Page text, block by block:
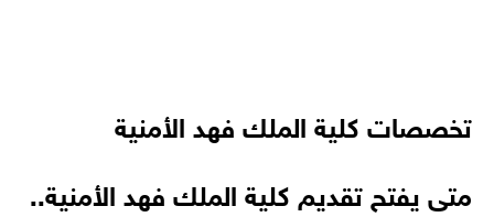
تخصصات كلية الملك فهد الأمنية
متى يفتح تقديم كلية الملك فهد الأمنية..